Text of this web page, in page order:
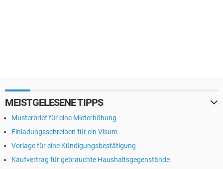
MEISTGELESENE TIPPS
Musterbrief für eine Mieterhöhung
Einladungsschreiben für ein Visum
Vorlage für eine Kündigungsbestätigung
Kaufvertrag für gebrauchte Haushaltsgegenstände